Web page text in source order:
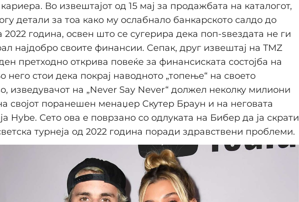
Во извештајот од 15 мај за продажбата на каталогот,
детали за тоа како му ослабнало банкарското салдо до
2022 година, освен што се сугерира дека поп-ѕвездата не ги
најдобро своите финансии. Сепак, друг извештај на TMZ
претходно открива повеќе за финансиската состојба на
него стои дека покрај наводното „топење“ на своето
изведувачот на „Never Say Never“ должел неколку милиони
својот поранешен менаџер Скутер Браун и на неговата
Hybe. Сето ова е поврзано со одлуката на Бибер да ја скрати
турнеја од 2022 година поради здравствени проблеми.